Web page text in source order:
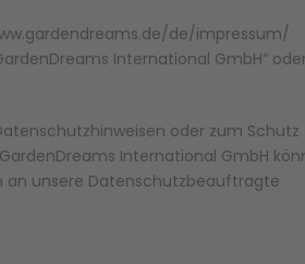
de/impressum/
International GmbH“
oder zum Schutz
International GmbH
an unsere Datenschutzbeauftragte